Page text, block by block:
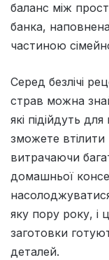
баланс між
банка,
частиною
Серед безлічі
страв можна
які підійдуть
зможете втілити
витрачаючи
домашньої
яку пору року, і
заготовки
деталей.